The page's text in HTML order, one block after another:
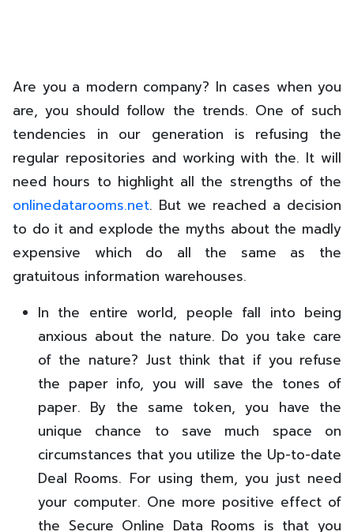
Are you a modern company? In cases when you
are, you should follow the trends. One of such
tendencies in our generation is refusing the
regular repositories and working with the. It will
need hours to highlight all the strengths of the
onlinedatarooms.net. But we reached a decision
to do it and explode the myths about the madly
expensive which do all the same as the
gratuitous information warehouses.
In the entire world, people fall into being
anxious about the nature. Do you take care
of the nature? Just think that if you refuse
the paper info, you will save the tones of
paper. By the same token, you have the
unique chance to save much space on
circumstances that you utilize the Up-to-date
Deal Rooms. For using them, you just need
your computer. One more positive effect of
the Secure Online Data Rooms is that you